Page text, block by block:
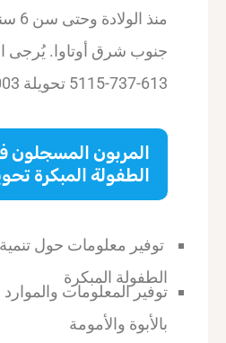
منذ
جنوب شرق أوتاوا. يُرجى
613-737-5115 تحويلة 2003.
المربون المسجلون
الطفولة المبكرة تحويلة
توفير معلومات حول تنمية
الطفولة المبكرة
توفير المعلومات
بالأبوة والأمومة